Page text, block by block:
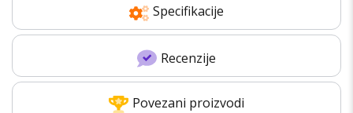
Specifikacije
Recenzije
Povezani proizvodi